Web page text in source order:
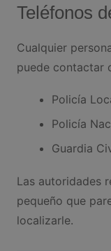
Teléfonos
Cualquier
puede contactar
Policía
Policía
Guardia
Las autoridades
pequeño que
localizarle.